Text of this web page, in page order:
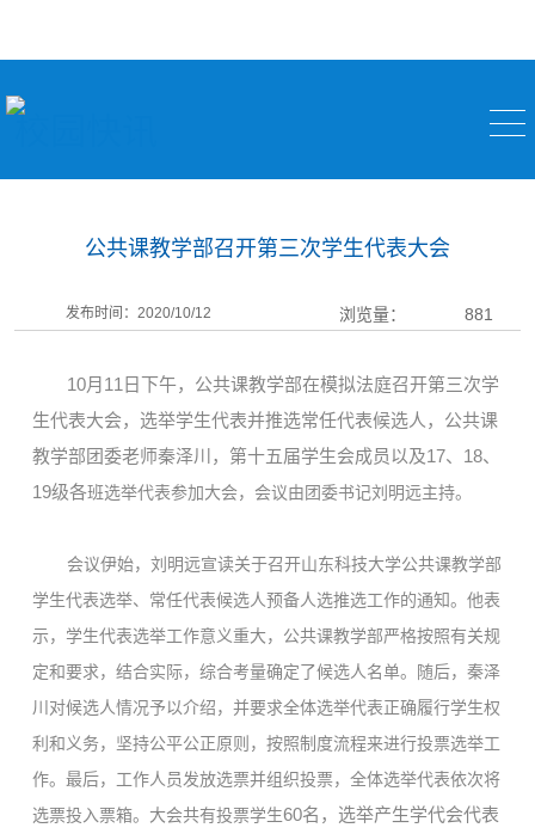
公共课教学部召开第三次学生代表大会
发布时间：2020/10/12 浏览量： 881
10月11日下午，公共课教学部在模拟法庭召开第三次学
生代表大会，选举学生代表并推选常任代表候选人，公共课
教学部团委老师秦泽川，第十五届学生会成员以及17、18、
19级各班选举代表参加大会，会议由团委书记刘明远主持。
会议伊始，刘明远宣读关于召开山东科技大学公共课教学部
学生代表选举、常任代表候选人预备人选推选工作的通知。他表
示，学生代表选举工作意义重大，公共课教学部严格按照有关规
定和要求，结合实际，综合考量确定了候选人名单。随后，秦泽
川对候选人情况予以介绍，并要求全体选举代表正确履行学生权
利和义务， 坚持公平公正原则 ， 按照制度流程来进行投票选举工
作。 最后，工作人员发放选票并组织投票，全体选举代表依次将
选票投入票箱。大会共有投票学生60名，选举产生学代会代表